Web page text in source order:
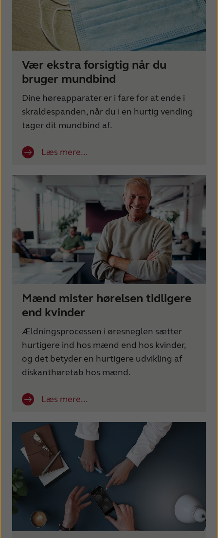
Vær ekstra forsigtig når du
bruger mundbind
Dine høreapparater er i fare for at ende i
skraldespanden, når du i en hurtig vending
tager dit mundbind af.
Læs mere...
Mænd mister hørelsen tidligere
end kvinder
Ældningsprocessen i øresneglen sætter
hurtigere ind hos mænd end hos kvinder,
og det betyder en hurtigere udvikling af
diskanthøretab hos mænd.
Læs mere...